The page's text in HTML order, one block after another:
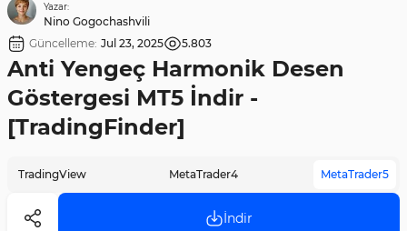
Yazar:
Nino Gogochashvili
Güncelleme: Jul 23, 2025 5.803
Anti Yengeç Harmonik Desen
Göstergesi MT5 İndir -
[TradingFinder]
TradingView MetaTrader4 MetaTrader5
İndir